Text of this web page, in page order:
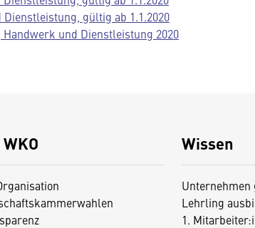
gültig ab 1.1.2020
und Dienstleistung 2020
Wissen
Unternehmen
Lehrling
1.